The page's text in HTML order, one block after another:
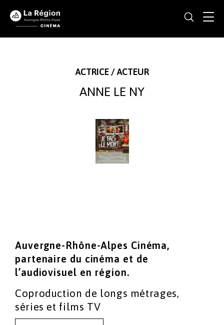
ACTRICE / ACTEUR
ANNE LE NY
Auvergne-Rhône-Alpes Cinéma,
partenaire du cinéma et de
l’audiovisuel en région.
Coproduction de longs métrages,
séries et films TV